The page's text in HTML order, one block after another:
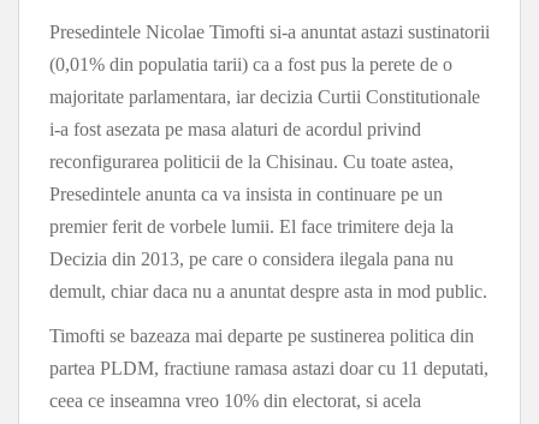
Presedintele Nicolae Timofti si-a anuntat astazi sustinatorii
(0,01% din populatia tarii) ca a fost pus la perete de o
majoritate parlamentara, iar decizia Curtii Constitutionale
i-a fost asezata pe masa alaturi de acordul privind
reconfigurarea politicii de la Chisinau. Cu toate astea,
Presedintele anunta ca va insista in continuare pe un
premier ferit de vorbele lumii. El face trimitere deja la
Decizia din 2013, pe care o considera ilegala pana nu
demult, chiar daca nu a anuntat despre asta in mod public.
Timofti se bazeaza mai departe pe sustinerea politica din
partea PLDM, fractiune ramasa astazi doar cu 11 deputati,
ceea ce inseamna vreo 10% din electorat, si acela